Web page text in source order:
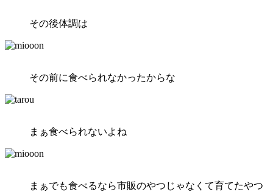
その後体調は
その前に食べられなかったからな
まぁ食べられないよね
まぁでも食べるなら市販のやつじゃなくて育てたやつ